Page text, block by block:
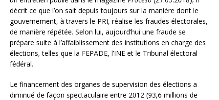
décrit ce que l’on sait depuis toujours sur la manière dont le
gouvernement, à travers le PRI, réalise les fraudes électorales,
de manière répétée. Selon lui, aujourd’hui une fraude se
prépare suite à l’affaiblissement des institutions en charge des
élections, telles que la FEPADE, l’INE et le Tribunal électoral
fédéral.
Le financement des organes de supervision des élections a
diminué de façon spectaculaire entre 2012 (93,6 millions de